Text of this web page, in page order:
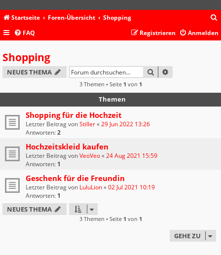
Startseite Foren-Übersicht Shopping
c
FAQ Anmelden
Registrieren
Shopping
NEUES THEMA SUCHE
3 Themen • Seite 1 von 1
Themen
Shopping für die Hochzeit
Letzter Beitrag vonStiller«29 Jun 2022 13:26
Antworten:2
Hochzeitskleid kaufen
Letzter Beitrag vonVeoVeo«24 Aug 2021 15:59
Antworten: 1
Geschenk für die Freundin
Letzter Beitrag von LuluLion«02 Jul 2021 10:19
Antworten: 1
NEUES THEMA
3 Themen • Seite 1 von 1
GEHE ZU